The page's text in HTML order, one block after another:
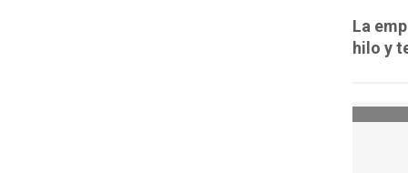
La
hilo y